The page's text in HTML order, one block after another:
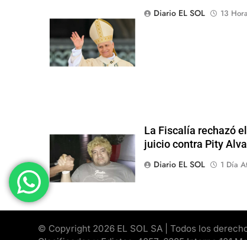
Diario EL SOL
13
La Fiscalía rechazó
juicio contra Pity
Diario EL SOL
1 Día
© Copyright 2026 EL SOL SA | Todos los